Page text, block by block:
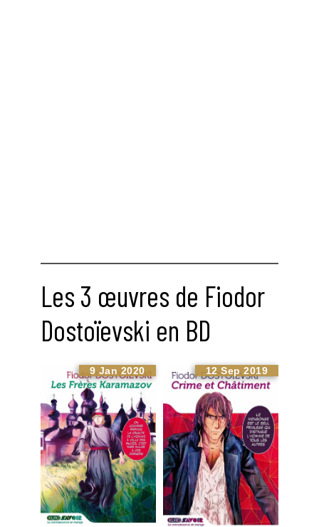
Les 3 œuvres de Fiodor
Dostoïevski en BD
9 Jan 2020 12 Sep 2019